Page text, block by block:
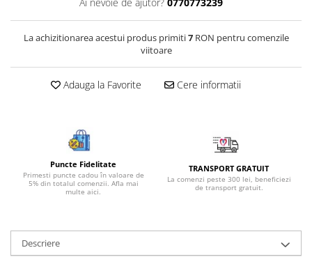
Bijuterii opal
Bijuterii rodocrozit
Bijuterii rubin
Bijuterii safir
Bijuterii smarald
Bijuterii sodalit
La achizitionarea acestui produs primiti7RON pentru comenzile
viitoare
Adauga la Favorite Cere informatii
Puncte Fidelitate
Primesti puncte cadou în valoare de
5% din totalul comenzii. Afla mai
multe aici.
TRANSPORT GRATUIT
La comenzi peste 300 lei, beneficiezi
de transport gratuit.
Descriere